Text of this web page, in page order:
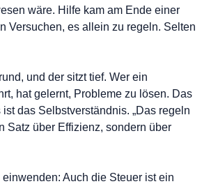
wäre. Hilfe kam am Ende einer
Versuchen, es allein zu regeln. Selten
und der sitzt tief. Wer ein
hat gelernt, Probleme zu lösen. Das
das Selbstverständnis. „Das regeln
Satz über Effizienz, sondern über
einwenden: Auch die Steuer ist ein